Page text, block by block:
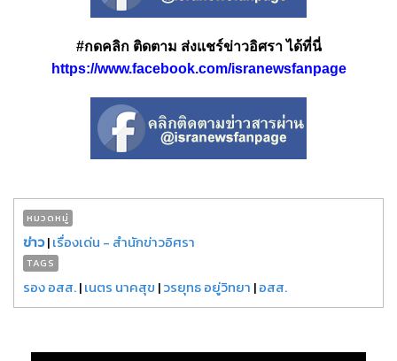
#กดคลิก ติดตาม ส่งแชร์ข่าวอิศรา ได้ที่นี่
https://www.facebook.com/isranewsfanpage
หมวดหมู่
ข่าว|เรื่องเด่น - สำนักข่าวอิศรา
TAGS
รอง อสส.|เนตร นาคสุข |วรยุทธ อยู่วิทยา |อสส.